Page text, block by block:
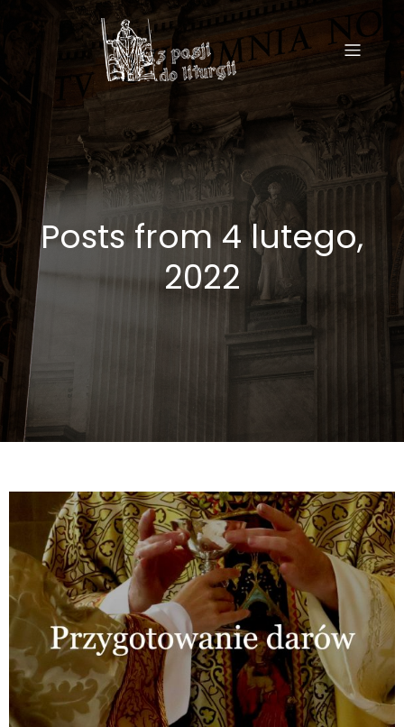
Posts from 4 lutego,
2022